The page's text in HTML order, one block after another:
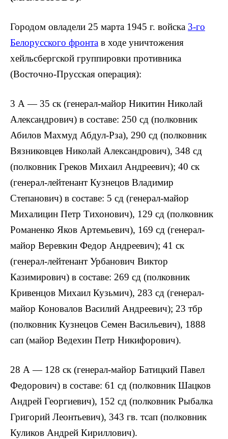
Городом овладели 25 марта 1945 г. войска 3-го
Белорусского фронта в ходе уничтожения
хейльсбергской группировки противника
(Восточно-Прусская операция):
3 А — 35 ск (генерал-майор Никитин Николай
Александрович) в составе: 250 сд (полковник
Абилов Махмуд Абдул-Рза), 290 сд (полковник
Вязниковцев Николай Александрович), 348 сд
(полковник Греков Михаил Андреевич); 40 ск
(генерал-лейтенант Кузнецов Владимир
Степанович) в составе: 5 сд (генерал-майор
Михалицин Петр Тихонович), 129 сд (полковник
Романенко Яков Артемьевич), 169 сд (генерал-
майор Веревкин Федор Андреевич); 41 ск
(генерал-лейтенант Урбанович Виктор
Казимирович) в составе: 269 сд (полковник
Кривенцов Михаил Кузьмич), 283 сд (генерал-
майор Коновалов Василий Андреевич); 23 тбр
(полковник Кузнецов Семен Васильевич), 1888
сап (майор Ведехин Петр Никифорович).
28 А — 128 ск (генерал-майор Батицкий Павел
Федорович) в составе: 61 сд (полковник Шацков
Андрей Георгиевич), 152 сд (полковник Рыбалка
Григорий Леонтьевич), 343 гв. тсап (полковник
Куликов Андрей Кириллович).